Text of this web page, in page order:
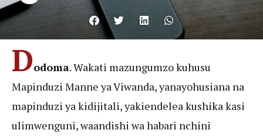
Dodoma. Wakati mazungumzo kuhusu
Mapinduzi Manne ya Viwanda, yanayohusiana na
mapinduzi ya kidijitali, yakiendelea kushika kasi
ulimwenguni, waandishi wa habari nchini